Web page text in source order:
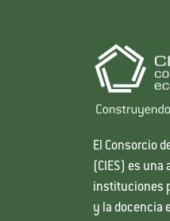
El Consorcio
(CIES) es
instituciones
y la docencia